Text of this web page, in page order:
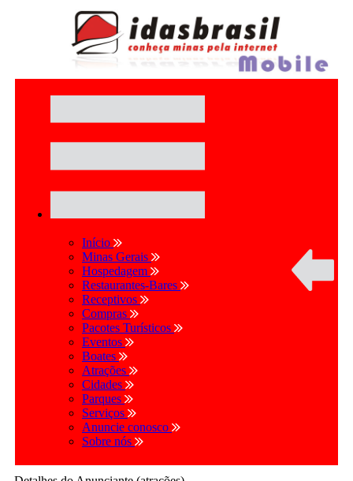
Início
Minas Gerais
Hospedagem
Restaurantes-Bares
Receptivos
Compras
Pacotes Turísticos
Eventos
Boates
Atrações
Cidades
Parques
Serviços
Anuncie conosco
Sobre nós